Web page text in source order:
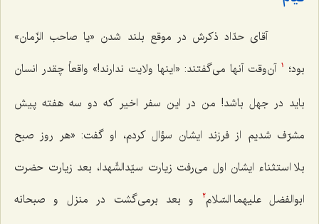
آقای حدّاد ذکرش در موقع بلند شدن «یا صاحب الزّمان»
بود؛
1 آن‌وقت آنها می‌گفتند: «اینها ولایت ندارند!» واقعاً چقدر انسان
باید در جهل باشد! من در این سفر اخیر که دو سه هفته پیش
مشرّف شدیم از فرزند ایشان سؤال کردم، او گفت: «هر روز صبح
بلا استثناء ایشان اول می‌رفت زیارت سیّدالشّهدا، بعد زیارت حضرت
ابوالفضل علیهما السّلام‌2
و بعد برمی‌گشت در منزل و صبحانه